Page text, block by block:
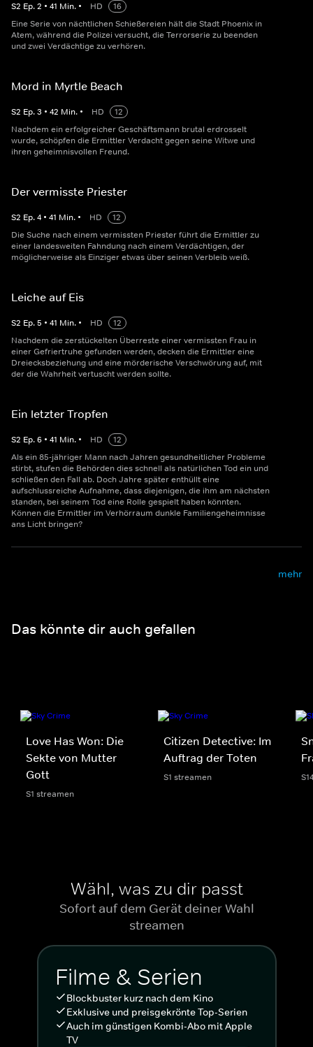
S2 Ep.2 • 41 Min. • HD
16
Eine Serie von nächtlichen Schießereien hält die Stadt Phoenix in
Atem, während die Polizei versucht, die Terrorserie zu beenden
und zwei Verdächtige zu verhören.
Mord in Myrtle Beach
S2 Ep.3 • 42 Min. • HD
12
Nachdem ein erfolgreicher Geschäftsmann brutal erdrosselt
wurde, schöpfen die Ermittler Verdacht gegen seine Witwe und
ihren geheimnisvollen Freund.
Der vermisste Priester
S2 Ep.4 • 41 Min. • HD
12
Die Suche nach einem vermissten Priester führt die Ermittler zu
einer landesweiten Fahndung nach einem Verdächtigen, der
möglicherweise als Einziger etwas über seinen Verbleib weiß.
Leiche auf Eis
S2 Ep.5 • 41 Min. • HD
12
Nachdem die zerstückelten Überreste einer vermissten Frau in
einer Gefriertruhe gefunden werden, decken die Ermittler eine
Dreiecksbeziehung und eine mörderische Verschwörung auf, mit
der die Wahrheit vertuscht werden sollte.
Ein letzter Tropfen
S2 Ep.6 • 41 Min. • HD
12
Als ein 85-jähriger Mann nach Jahren gesundheitlicher Probleme
stirbt, stufen die Behörden dies schnell als natürlichen Tod ein und
schließen den Fall ab. Doch Jahre später enthüllt eine
aufschlussreiche Aufnahme, dass diejenigen, die ihm am nächsten
standen, bei seinem Tod eine Rolle gespielt haben könnten.
Können die Ermittler im Verhörraum dunkle Familiengeheimnisse
ans Licht bringen?
mehr
Das könnte dir auch gefallen
Love Has Won: Die
Sekte von Mutter
Gott
S1 streamen
Citizen Detective: Im
Auftrag der Toten
S1 streamen
Wähl, was zu dir passt
Sofort auf dem Gerät deiner Wahl
streamen
Filme & Serien
Blockbuster kurz nach dem Kino
Exklusive und preisgekrönte Top-Serien
Auch im günstigen Kombi-Abo mit Apple
TV